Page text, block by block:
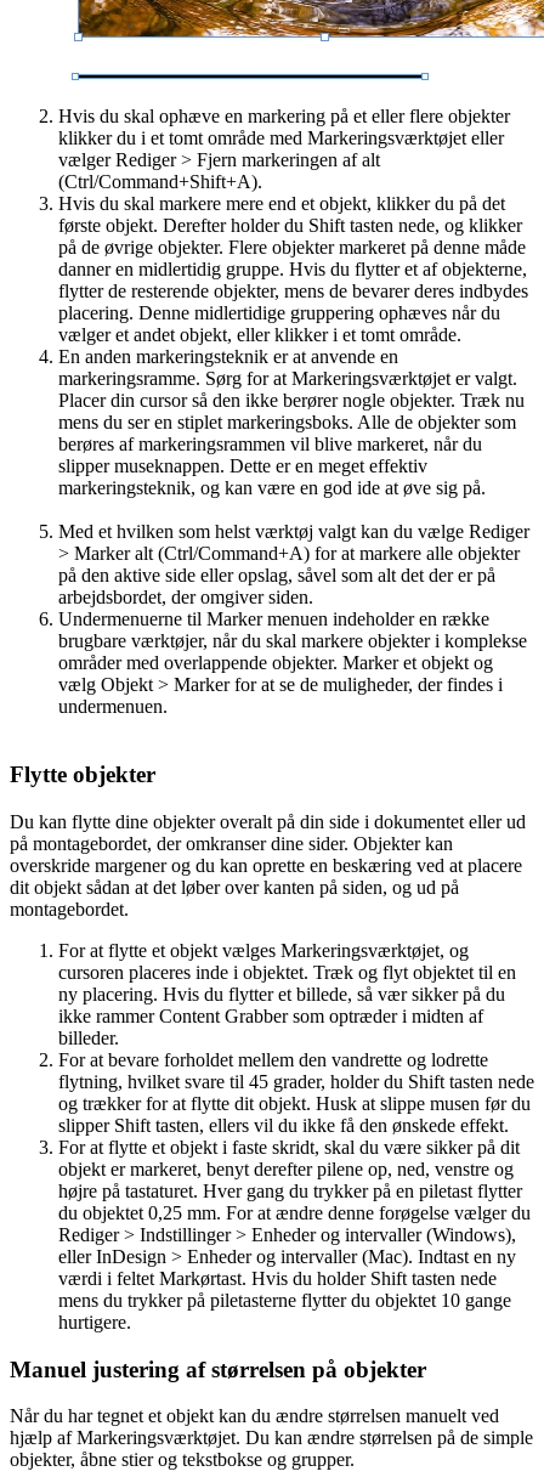
Hvis du skal ophæve en markering på et eller flere objekter
klikker du i et tomt område med Markeringsværktøjet eller
vælger Rediger > Fjern markeringen af alt
(Ctrl/Command+Shift+A).
Hvis du skal markere mere end et objekt, klikker du på det
første objekt. Derefter holder du Shift tasten nede, og klikker
på de øvrige objekter. Flere objekter markeret på denne måde
danner en midlertidig gruppe. Hvis du flytter et af objekterne,
flytter de resterende objekter, mens de bevarer deres indbydes
placering. Denne midlertidige gruppering ophæves når du
vælger et andet objekt, eller klikker i et tomt område.
En anden markeringsteknik er at anvende en
markeringsramme. Sørg for at Markeringsværktøjet er valgt.
Placer din cursor så den ikke berører nogle objekter. Træk nu
mens du ser en stiplet markeringsboks. Alle de objekter som
berøres af markeringsrammen vil blive markeret, når du
slipper museknappen. Dette er en meget effektiv
markeringsteknik, og kan være en god ide at øve sig på.
Med et hvilken som helst værktøj valgt kan du vælge Rediger
> Marker alt (Ctrl/Command+A) for at markere alle objekter
på den aktive side eller opslag, såvel som alt det der er på
arbejdsbordet, der omgiver siden.
Undermenuerne til Marker menuen indeholder en række
brugbare værktøjer, når du skal markere objekter i komplekse
områder med overlappende objekter. Marker et objekt og
vælg Objekt > Marker for at se de muligheder, der findes i
undermenuen.
Flytte objekter
Du kan flytte dine objekter overalt på din side i dokumentet eller ud
på montagebordet, der omkranser dine sider. Objekter kan
overskride margener og du kan oprette en beskæring ved at placere
dit objekt sådan at det løber over kanten på siden, og ud på
montagebordet.
For at flytte et objekt vælges Markeringsværktøjet, og
cursoren placeres inde i objektet. Træk og flyt objektet til en
ny placering. Hvis du flytter et billede, så vær sikker på du
ikke rammer Content Grabber som optræder i midten af
billeder.
For at bevare forholdet mellem den vandrette og lodrette
flytning, hvilket svare til 45 grader, holder du Shift tasten nede
og trækker for at flytte dit objekt. Husk at slippe musen før du
slipper Shift tasten, ellers vil du ikke få den ønskede effekt.
For at flytte et objekt i faste skridt, skal du være sikker på dit
objekt er markeret, benyt derefter pilene op, ned, venstre og
højre på tastaturet. Hver gang du trykker på en piletast flytter
du objektet 0,25 mm. For at ændre denne forøgelse vælger du
Rediger > Indstillinger > Enheder og intervaller (Windows),
eller InDesign > Enheder og intervaller (Mac). Indtast en ny
værdi i feltet Markørtast. Hvis du holder Shift tasten nede
mens du trykker på piletasterne flytter du objektet 10 gange
hurtigere.
Manuel justering af størrelsen på objekter
Når du har tegnet et objekt kan du ændre størrelsen manuelt ved
hjælp af Markeringsværktøjet. Du kan ændre størrelsen på de simple
objekter, åbne stier og tekstbokse og grupper.